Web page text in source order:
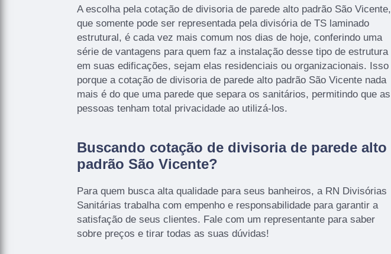
A escolha pela cotação de divisoria de parede alto padrão São Vicente,
que somente pode ser representada pela divisória de TS laminado
estrutural, é cada vez mais comum nos dias de hoje, conferindo uma
série de vantagens para quem faz a instalação desse tipo de estrutura
em suas edificações, sejam elas residenciais ou organizacionais. Isso
porque a cotação de divisoria de parede alto padrão São Vicente nada
mais é do que uma parede que separa os sanitários, permitindo que as
pessoas tenham total privacidade ao utilizá-los.
Buscando cotação de divisoria de parede alto
padrão São Vicente?
Para quem busca alta qualidade para seus banheiros, a RN Divisórias
Sanitárias trabalha com empenho e responsabilidade para garantir a
satisfação de seus clientes. Fale com um representante para saber
sobre preços e tirar todas as suas dúvidas!